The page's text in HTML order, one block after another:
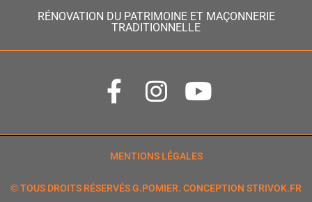
RÉNOVATION DU PATRIMOINE ET MAÇONNERIE
TRADITIONNELLE
MENTIONS LÉGALES
© TOUS DROITS RÉSERVÉS G.POMIER. CONCEPTION STRIVOK.FR